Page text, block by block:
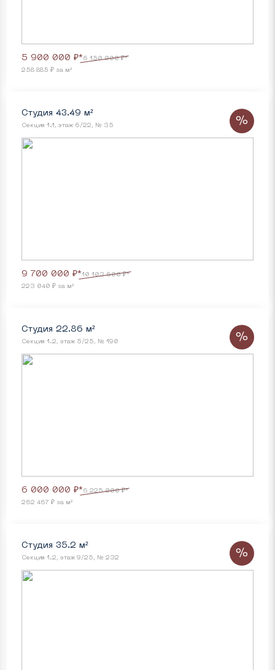
5 900 000 ₽* 6 150 000 ₽*
258 885 ₽ за м²
Студия 43.49 м²
Секция 1.1, этаж 6/22, № 35
9 700 000 ₽*10 103 600 ₽*
223 040 ₽ за м²
%
Студия 22.86 м²
Секция 1.2, этаж 5/25, № 190
6 000 000 ₽* 6 225 000 ₽*
262 467 ₽ за м²
%
Студия 35.2 м²
Секция 1.2, этаж 9/25, № 232 %